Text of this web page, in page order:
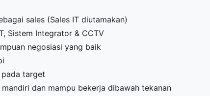
sales (Sales IT diutamakan)
Sistem Integrator & CCTV
negosiasi yang baik
target
dan mampu bekerja dibawah tekanan